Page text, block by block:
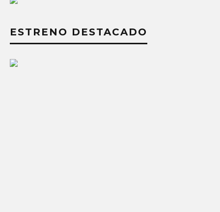
ESTRENO DESTACADO